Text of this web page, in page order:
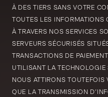
À DES TIERS SANS VOTRE
TOUTES LES
À TRAVERS NOS SERVICES
SERVEURS SÉCURISÉS
TRANSACTIONS DE
UTILISANT LA TECHNOLOGIE
NOUS ATTIRONS TOUTEFOIS
QUE LA TRANSMISSION